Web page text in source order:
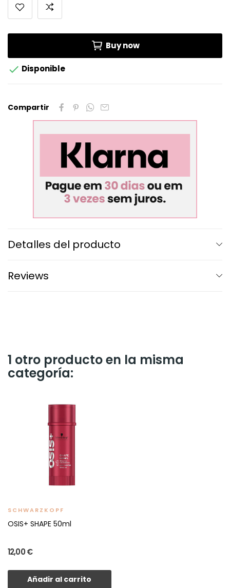
Buy now
 Disponible
Compartir
Detalles del producto
Reviews
1 otro producto en la misma
categoría:
SCHWARZKOPF
OSIS+ SHAPE 50ml
12,00 €
Añadir al carrito